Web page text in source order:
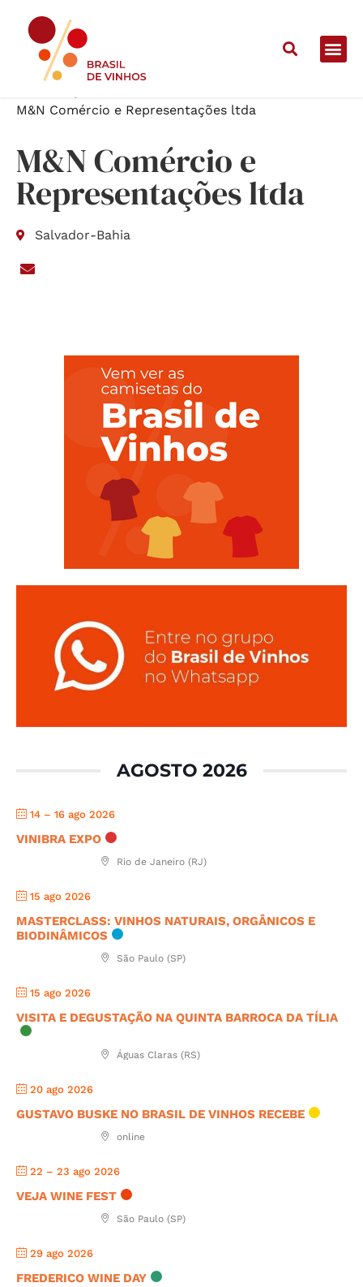
M&N Comércio e Representações ltda
M&N Comércio e
Representações ltda
Salvador-Bahia
AGOSTO 2026
14 – 16 ago 2026
VINIBRA EXPO
Rio de Janeiro (RJ)
15 ago 2026
MASTERCLASS: VINHOS NATURAIS, ORGÂNICOS E
BIODINÂMICOS
São Paulo (SP)
15 ago 2026
VISITA E DEGUSTAÇÃO NA QUINTA BARROCA DA TÍLIA
Águas Claras (RS)
20 ago 2026
GUSTAVO BUSKE NO BRASIL DE VINHOS RECEBE
online
22 – 23 ago 2026
VEJA WINE FEST
São Paulo (SP)
29 ago 2026
FREDERICO WINE DAY